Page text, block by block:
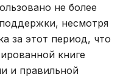
не более
несмотря
за этот период, что
книге
и правильной